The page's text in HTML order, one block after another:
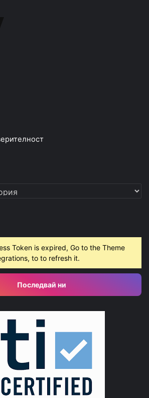
Token is expired, Go to the Theme
to to refresh it.
Последвай ни